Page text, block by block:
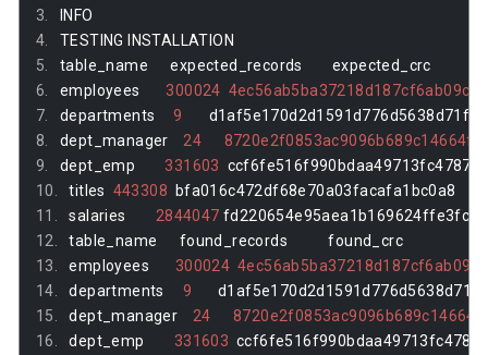
INFO
TESTING INSTALLATION
table_name      expected_records        expected_crc
employees 300024
departments 9
dept_manager 24
dept_emp 331603
titles 443308
  bfa016c472df68e70a03facafa1bc0a8
salaries 2844047
table_name      found_records           found_crc
employees 300024
departments 9
dept_manager 24
dept_emp 331603